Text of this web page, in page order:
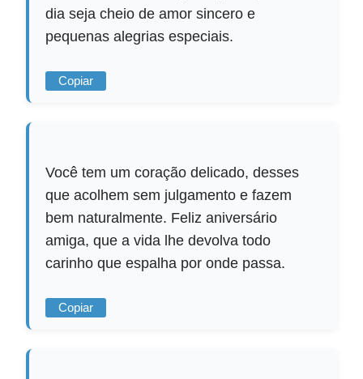
dia seja cheio de amor sincero e
pequenas alegrias especiais.
Copiar
Você tem um coração delicado, desses
que acolhem sem julgamento e fazem
bem naturalmente. Feliz aniversário
amiga, que a vida lhe devolva todo
carinho que espalha por onde passa.
Copiar